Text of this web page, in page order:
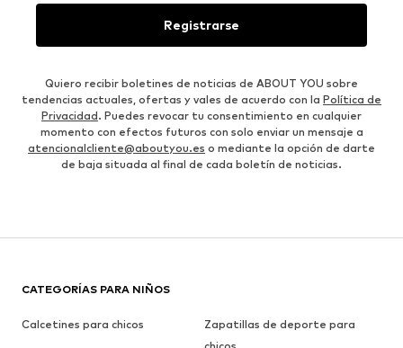
Registrarse
Quiero recibir boletines de noticias de ABOUT YOU sobre
tendencias actuales, ofertas y vales de acuerdo con la Política de
Privacidad. Puedes revocar tu consentimiento en cualquier
momento con efectos futuros con solo enviar un mensaje a
atencionalcliente@aboutyou.es o mediante la opción de darte
de baja situada al final de cada boletín de noticias.
CATEGORÍAS PARA NIÑOS
Calcetines para chicos
Zapatillas de deporte para